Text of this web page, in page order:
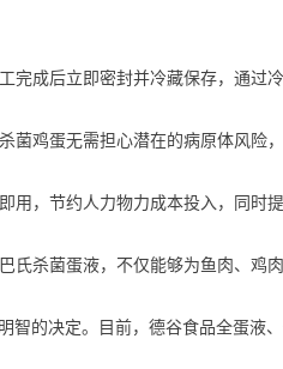
完成后立即密封并冷藏保存，通过
菌鸡蛋无需担心潜在的病原体风险
即用 ，节约人力物力成本投入，同时
氏杀菌蛋液，不仅能够为鱼肉、鸡
智的决定。
目前，德谷食品全蛋液、